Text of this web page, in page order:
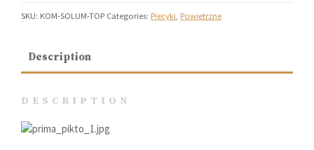
SKU: KOM-SOLUM-TOP Categories: Piecyki Powietrzne
Description
DESCRIPTION